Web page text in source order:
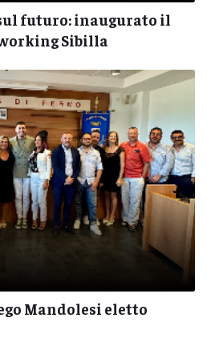
futuro: inaugurato il
Sibilla
Mandolesi eletto